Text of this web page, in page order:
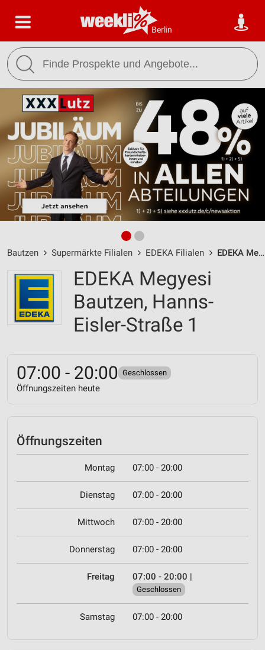
Berlin
Bautzen Supermärkte Filialen EDEKA Filialen EDEKA Megyesi Bautzen / Hanns-Eisler-Straße 1 - Öffnungszeiten & Adresse
EDEKA Megyesi
Bautzen, Hanns-
Eisler-Straße 1
07:00 - 20:00 Geschlossen
Öffnungszeiten heute
Öffnungszeiten
Montag 07:00 - 20:00
Dienstag 07:00 - 20:00
Mittwoch 07:00 - 20:00
Donnerstag 07:00 - 20:00
Freitag 07:00 - 20:00 |
Geschlossen
Samstag 07:00 - 20:00